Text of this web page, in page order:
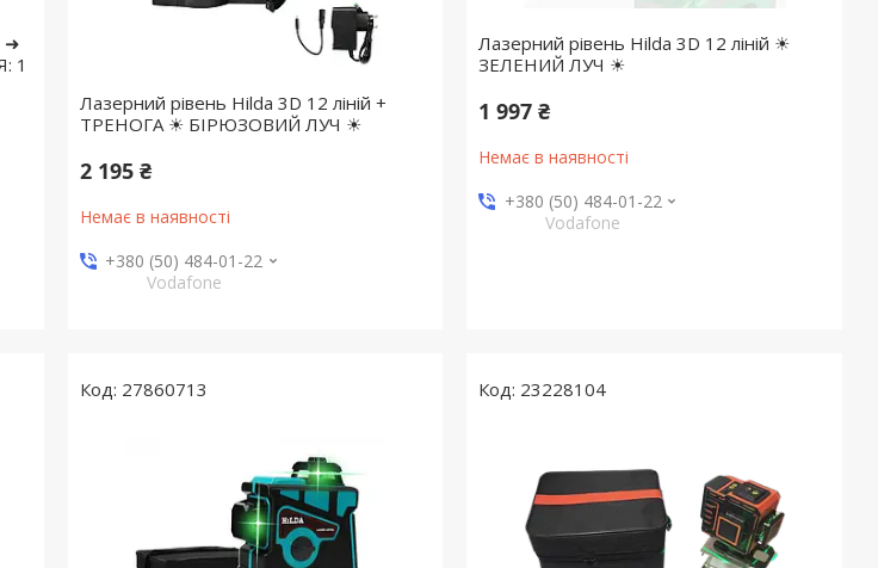
➜
1
Лазерний рівень Hilda 3D 12 ліній +
ТРЕНОГА ☀ БІРЮЗОВИЙ ЛУЧ ☀
2 195 ₴
Немає в наявності
+380 (50) 484-01-22
Vodafone
Лазерний рівень Hilda 3D 12 ліній ☀
ЗЕЛЕНИЙ ЛУЧ ☀
1 997 ₴
Немає в наявності
+380 (50) 484-01-22
Vodafone
27860713 23228104